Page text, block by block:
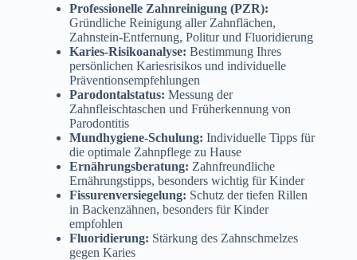
Professionelle Zahnreinigung (PZR):
Gründliche Reinigung aller Zahnflächen,
Zahnstein-Entfernung, Politur und Fluoridierung
Karies-Risikoanalyse: Bestimmung Ihres
persönlichen Kariesrisikos und individuelle
Präventionsempfehlungen
Parodontalstatus: Messung der
Zahnfleischtaschen und Früherkennung von
Parodontitis
Mundhygiene-Schulung: Individuelle Tipps für
die optimale Zahnpflege zu Hause
Ernährungsberatung: Zahnfreundliche
Ernährungstipps, besonders wichtig für Kinder
Fissurenversiegelung: Schutz der tiefen Rillen
in Backenzähnen, besonders für Kinder
empfohlen
Fluoridierung: Stärkung des Zahnschmelzes
gegen Karies